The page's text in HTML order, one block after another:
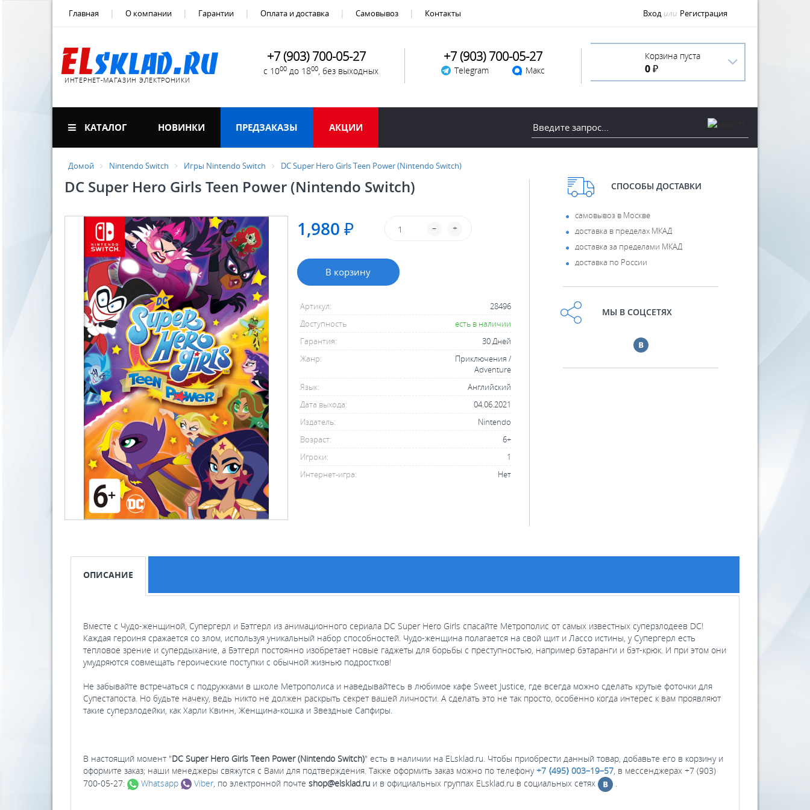
Главная О компании Гарантии Оплата и доставка Самовывоз Контакты Вход или Регистрация
ИНТЕРНЕТ-МАГАЗИН ЭЛЕКТРОНИКИ
+7 (903) 700-05-27
с 1000 до 1800, без выходных
+7 (903) 700-05-27
Telegram Макс
Корзина пуста
0 ₽
КАТАЛОГ НОВИНКИ ПРЕДЗАКАЗЫ АКЦИИ
Домой Nintendo Switch Игры Nintendo Switch DC Super Hero Girls Teen Power (Nintendo Switch)
DC Super Hero Girls Teen Power (Nintendo Switch)
1,980 ₽ +
–
В корзину
Артикул:
28496
Доступность
есть в наличии
Гарантия:
30 Дней
Жанр:
Приключения /
Adventure
Язык:
Английский
Дата выхода:
04.06.2021
Издатель:
Nintendo
Возраст:
6+
Игроки:
1
Интернет-игра:
Нет
СПОСОБЫ ДОСТАВКИ
самовывоз в Москве
доставка в пределах МКАД
доставка за пределами МКАД
доставка по России
МЫ В СОЦСЕТЯХ
ОПИСАНИЕ
Вместе с Чудо-женщиной, Супергерл и Бэтгерл из анимационного сериала DC Super Hero Girls спасайте Метрополис от самых известных суперзлодеев DC!
Каждая героиня сражается со злом, используя уникальный набор способностей. Чудо-женщина полагается на свой щит и Лассо истины, у Супергерл есть
тепловое зрение и супердыхание, а Бэтгерл постоянно изобретает новые гаджеты для борьбы с преступностью, например бэтаранги и бэт-крюк. И при этом они
умудряются совмещать героические поступки с обычной жизнью подростков!
Не забывайте встречаться с подружками в школе Метрополиса и наведывайтесь в любимое кафе Sweet Justice, где всегда можно сделать крутые фоточки для
Супестапоста. Но будьте начеку, ведь никто не должен раскрыть секрет вашей личности. А сделать это не так просто, особенно когда интерес к вам проявляют
такие суперзлодейки, как Харли Квинн, Женщина-кошка и Звездные Сапфиры.
В настоящий момент "DC Super Hero Girls Teen Power (Nintendo Switch)" есть в наличии на ELsklad.ru. Чтобы приобрести данный товар, добавьте его в корзину и
оформите заказ; наши менеджеры свяжутся с Вами для подтверждения. Также оформить заказ можно по телефону+7 ⟨495⟩ 003–19–57 , в мессенджерах +7 (903)
700-05-27:
Whatsapp Viber, по электронной почте shop@elsklad.ru и в официальных группах ELsklad.ru в социальных сетях .